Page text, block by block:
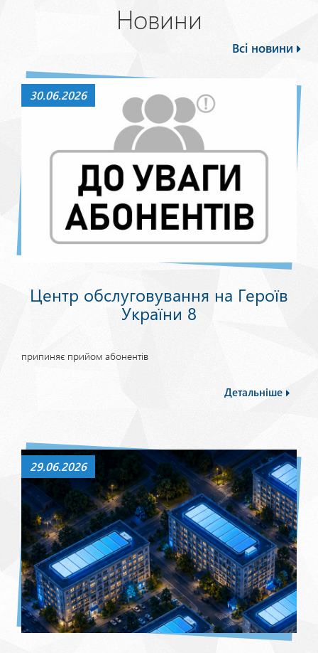
Новини
Всі новини
30.06.2026
Центр обслуговування на Героїв
України 8
припиняє прийом абонентів
Детальніше
29.06.2026